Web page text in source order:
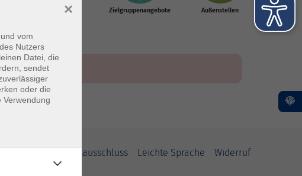
Online-Kurse Zielgruppenangebote Außenstellen
Haftungsausschluss Leichte Sprache Widerruf
vom
Nutzers
Datei, die
sendet
oder die
Verwendung
×